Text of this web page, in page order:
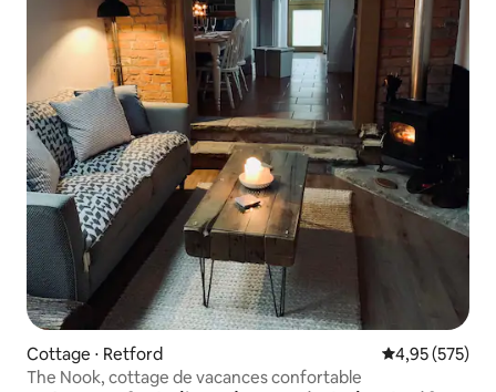
Cottage ⋅ Retford Évaluation
4,95 (575)
The Nook, cottage de vacances confortable